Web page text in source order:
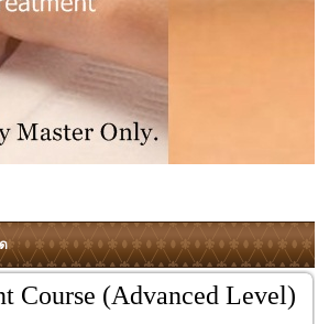
Course (Advanced Level)